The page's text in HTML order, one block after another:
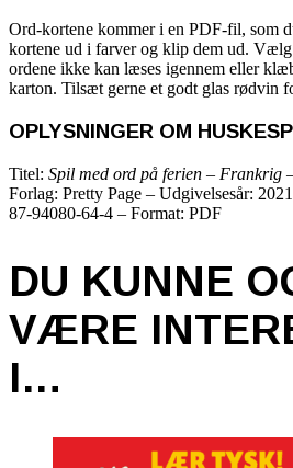
Ord-kortene kommer i en PDF-fil, som
kortene ud i farver og klip dem ud. Vælg
ordene ikke kan læses igennem eller
karton. Tilsæt gerne et godt glas rødvin
OPLYSNINGER OM
Titel: Spil med ord på ferien – Frankrig
Forlag: Pretty Page – Udgivelsesår:
87-94080-64-4 – Format: PDF
DU KUNNE
VÆRE
I…